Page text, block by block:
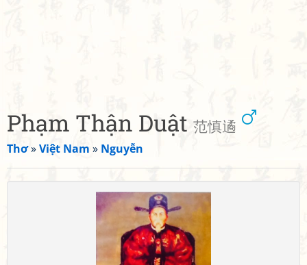
Phạm Thận Duật 范慎遹
Thơ»Việt Nam » Nguyễn